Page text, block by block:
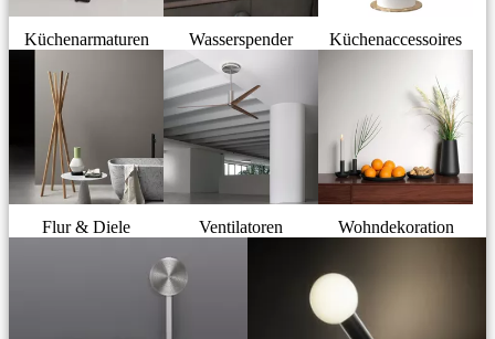
Küchenarmaturen Wasserspender Küchenaccessoires
Flur & Diele Ventilatoren Wohndekoration